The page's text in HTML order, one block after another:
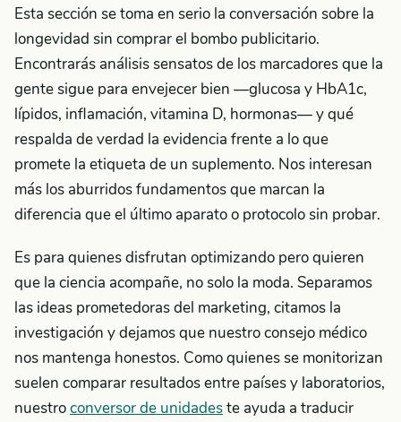
Esta sección se toma en serio la conversación sobre la
longevidad sin comprar el bombo publicitario.
Encontrarás análisis sensatos de los marcadores que la
gente sigue para envejecer bien —glucosa y HbA1c,
lípidos, inflamación, vitamina D, hormonas— y qué
respalda de verdad la evidencia frente a lo que
promete la etiqueta de un suplemento. Nos interesan
más los aburridos fundamentos que marcan la
diferencia que el último aparato o protocolo sin probar.
Es para quienes disfrutan optimizando pero quieren
que la ciencia acompañe, no solo la moda. Separamos
las ideas prometedoras del marketing, citamos la
investigación y dejamos que nuestro consejo médico
nos mantenga honestos. Como quienes se monitorizan
suelen comparar resultados entre países y laboratorios,
nuestroconversor de unidadeste ayuda a traducir